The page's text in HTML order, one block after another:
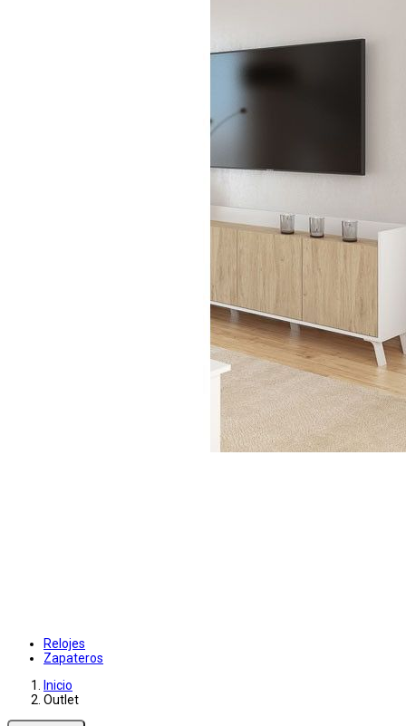
Relojes
Zapateros
Inicio
Outlet